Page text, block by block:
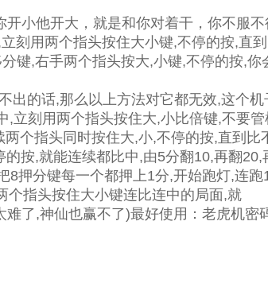
小他开大，就是和你对着干，你不服
刻用两个指头按住大小键,不停的按,直
键,右手两个指头按大,小键,不停的按,
出的话,那么以上方法对它都无效,这个
立刻用两个指头按住大,小比倍键,不要
个指头同时按住大,小,不停的按,直到
按,就能连续都比中,由5分翻10,再翻
押分键每一个都押上1分,开始跑灯,连
个指头按住大小键连比连中的局面,就
了,神仙也赢不了)最好使用：老虎机密